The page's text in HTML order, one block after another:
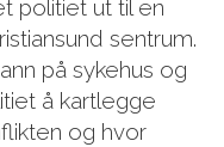
politiet ut til en
sentrum.
på sykehus og
å kartlegge
og hvor